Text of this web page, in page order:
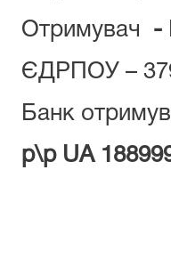
Отримувач -
ЄДРПОУ –
Банк
р\р UA